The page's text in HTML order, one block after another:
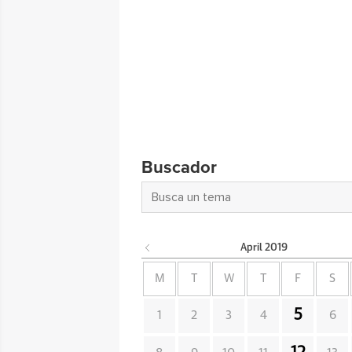
Buscador
April 2019
M W F S
1 2 3 4 5 6